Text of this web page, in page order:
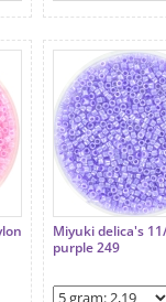
Miyuki delica's
purple 249